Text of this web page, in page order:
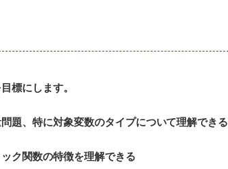
標にします。
題、特に対象変数のタイプについて理解できる
ク関数の特徴を理解できる